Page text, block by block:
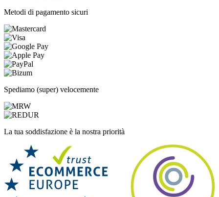
Metodi di pagamento sicuri
Spediamo (super) velocemente
La tua soddisfazione è la nostra priorità